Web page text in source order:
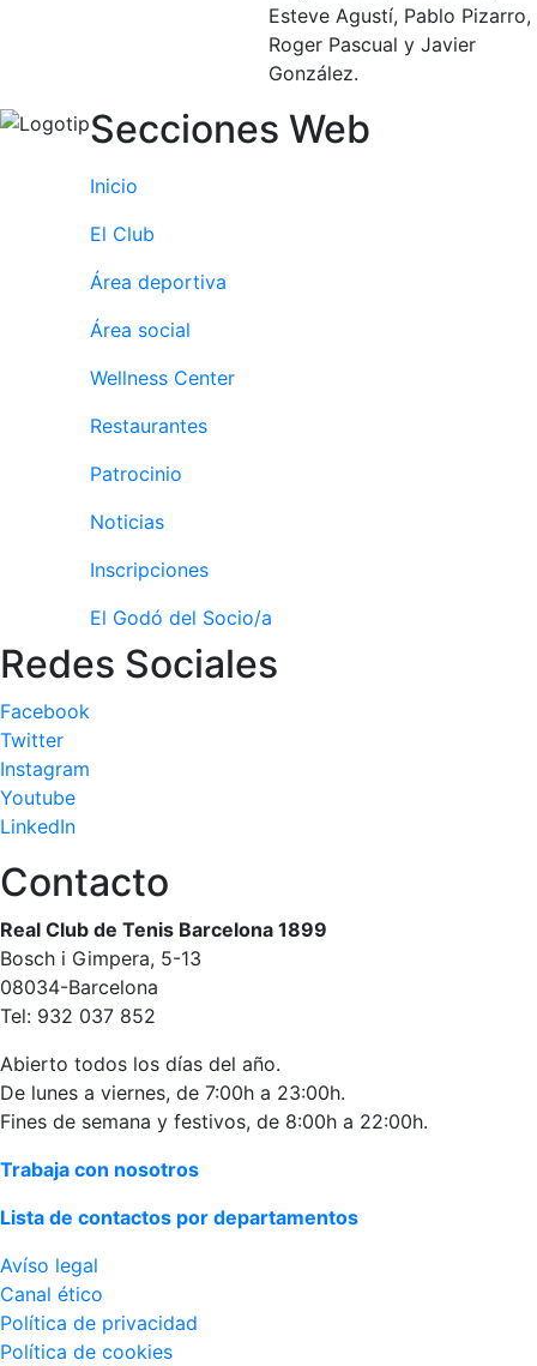
Esteve Agustí, Pablo Pizarro,
Roger Pascual y Javier
González.
Secciones Web
Inicio
El Club
Área deportiva
Área social
Wellness Center
Restaurantes
Patrocinio
Noticias
Inscripciones
El Godó del Socio/a
Redes Sociales
Facebook
Twitter
Instagram
Youtube
LinkedIn
Contacto
Real Club de Tenis Barcelona 1899
Bosch i Gimpera, 5-13
08034-Barcelona
Tel: 932 037 852
Abierto todos los días del año.
De lunes a viernes, de 7:00h a 23:00h.
Fines de semana y festivos, de 8:00h a 22:00h.
Trabaja con nosotros
Lista de contactos por departamentos
Avíso legal
Canal ético
Política de privacidad
Política de cookies